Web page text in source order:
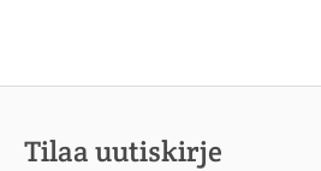
Tilaa uutiskirje